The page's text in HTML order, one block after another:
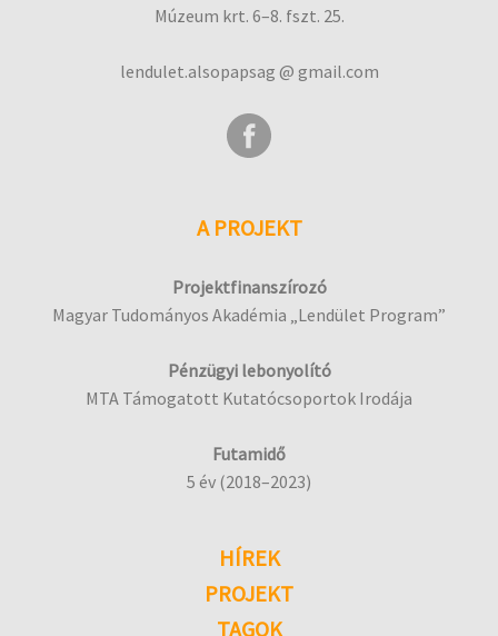
Múzeum krt. 6–8. fszt. 25.
lendulet.alsopapsag @ gmail.com
A PROJEKT
Projektfinanszírozó
Magyar Tudományos Akadémia „Lendület Program”
Pénzügyi lebonyolító
MTA Támogatott Kutatócsoportok Irodája
Futamidő
5 év (2018–2023)
HÍREK
PROJEKT
TAGOK